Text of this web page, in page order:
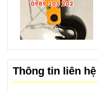
Thông tin liên hệ